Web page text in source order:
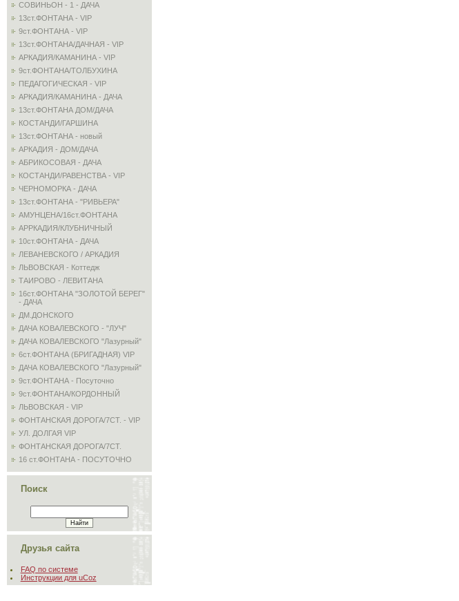
СОВИНЬОН - 1 - ДАЧА
13ст.ФОНТАНА - VIP
9ст.ФОНТАНА - VIP
13ст.ФОНТАНА/ДАЧНАЯ - VIP
АРКАДИЯ/КАМАНИНА - VIP
9ст.ФОНТАНА/ТОЛБУХИНА
ПЕДАГОГИЧЕСКАЯ - VIP
АРКАДИЯ/КАМАНИНА - ДАЧА
13ст.ФОНТАНА ДОМ/ДАЧА
КОСТАНДИ/ГАРШИНА
13ст.ФОНТАНА - новый
АРКАДИЯ - ДОМ/ДАЧА
АБРИКОСОВАЯ - ДАЧА
КОСТАНДИ/РАВЕНСТВА - VIP
ЧЕРНОМОРКА - ДАЧА
13ст.ФОНТАНА - "РИВЬЕРА"
АМУНЦЕНА/16ст.ФОНТАНА
АРРКАДИЯ/КЛУБНИЧНЫЙ
10ст.ФОНТАНА - ДАЧА
ЛЕВАНЕВСКОГО / АРКАДИЯ
ЛЬВОВСКАЯ - Коттедж
ТАИРОВО - ЛЕВИТАНА
16ст.ФОНТАНА "ЗОЛОТОЙ БЕРЕГ"
- ДАЧА
ДМ.ДОНСКОГО
ДАЧА КОВАЛЕВСКОГО - "ЛУЧ"
ДАЧА КОВАЛЕВСКОГО "Лазурный"
6ст.ФОНТАНА (БРИГАДНАЯ) VIP
ДАЧА КОВАЛЕВСКОГО "Лазурный"
9ст.ФОНТАНА - Посуточно
9ст.ФОНТАНА/КОРДОННЫЙ
ЛЬВОВСКАЯ - VIP
ФОНТАНСКАЯ ДОРОГА/7СТ. - VIP
УЛ. ДОЛГАЯ VIP
ФОНТАНСКАЯ ДОРОГА/7СТ.
16 ст.ФОНТАНА - ПОСУТОЧНО
Поиск
Друзья сайта
FAQ по системе
Инструкции для uCoz